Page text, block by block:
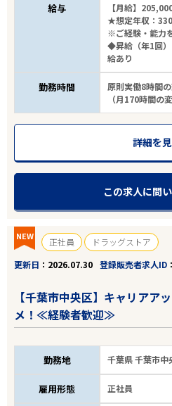
給与
【月給】
★想定年収：
※ご経験・能力
◆昇給（年1回）
給あり
勤務時間
原則実働8時間
（月170時間の
詳細を
この求人に問
NEW 正社員
ドラッグストア
更新日
2026.07.30 登録販売者求人ID
【千葉市中央区】キャリアア
メ！≪経験者歓迎≫
勤務地 千葉県 千葉市
雇用形態 正社員